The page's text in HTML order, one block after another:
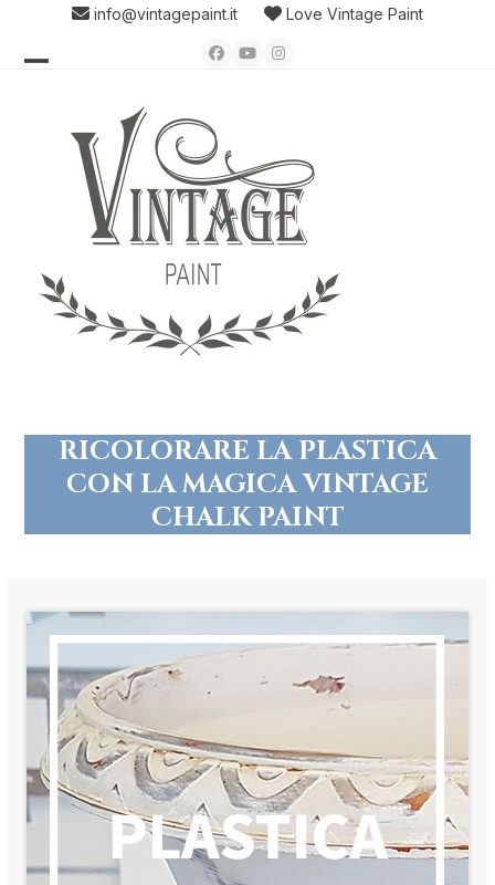
content
info@vintagepaint.it Love Vintage Paint
Facebook
YouTubeInstagram
menu
menu
RICOLORARE LA PLASTICA
CON LA MAGICA VINTAGE
CHALK PAINT